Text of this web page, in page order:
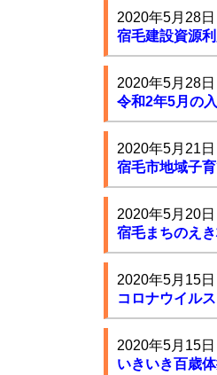
2020年5月28日
宿毛建設資源
2020年5月28日
令和2年5月の
2020年5月21日
宿毛市地域子
2020年5月20日
宿毛まちのえ
2020年5月15日
コロナウイル
2020年5月15日
いきいき百歳